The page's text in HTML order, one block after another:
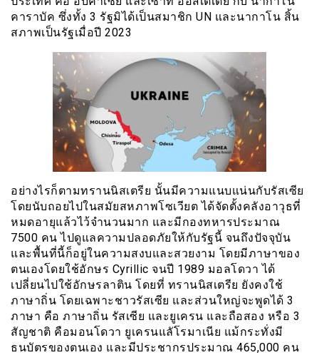
คาราบัค ซึ่งทั้ง 3 รัฐมิได้เป็นสมาชิก UN และนากาโน สิ้น
สภาพเป็นรัฐเมื่อปี 2023
อย่างไรก็ตามทรานนิสเตรีย นั้นมีความแนบแน่นกับรัสเซีย
โดยนับถอยไปในสมัยสหภาพโซเวียต ได้จัดตั้งคลังอาวุธที่
หมดอายุแล้วไว้จำนวนมาก และมีกองทหารประมาณ
7500 คน ไปดูแลความปลอดภัยให้กับรัฐนี้ จนถึงปัจจุบัน
และพื้นที่นี้ก็อยู่ในความสงบและสวยงาม โดยมีภาษาของ
ตนเองโดยใช้อักษร Cyrillic จนปี 1989 มอลโดวา ได้
เปลี่ยนไปใช้อักษรลาติน โดยที่ ทรานนิสเตรีย ยังคงใช้
ภาษาถิ่น โดยเฉพาะชาวรัสเซีย และส่วนใหญ่จะพูดได้ 3
ภาษา คือ ภาษาถิ่น รัสเซีย และยูเครน และถือสอง หรือ 3
สัญชาติ คือมอนโดวา ยูเครนแลัโรมาเนีย แม้กระทั่งมี
ธนบัตรของตนเอง และมีประชากรประมาณ 465,000 คน